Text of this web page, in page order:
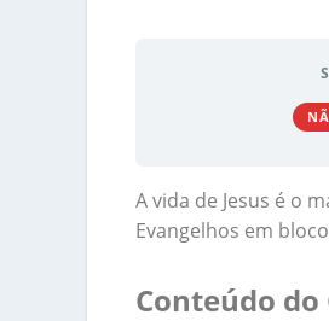
A vida de Jesus é o
Evangelhos em
Conteúdo do